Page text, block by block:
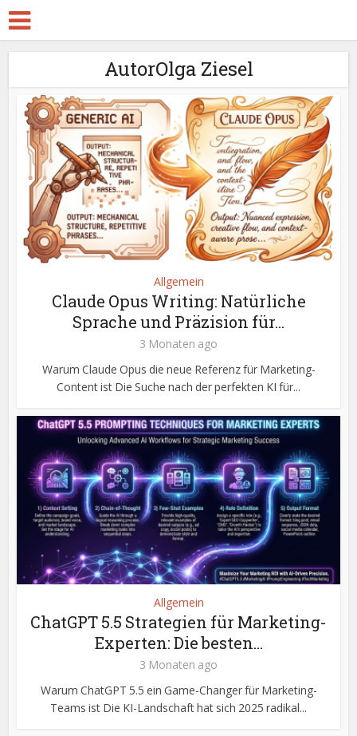
AutorOlga Ziesel
Allgemein
Claude Opus Writing: Natürliche
Sprache und Präzision für...
3 Monaten ago
Warum Claude Opus die neue Referenz für Marketing-
Content ist Die Suche nach der perfekten KI für...
Allgemein
ChatGPT 5.5 Strategien für Marketing-
Experten: Die besten...
3 Monaten ago
Warum ChatGPT 5.5 ein Game-Changer für Marketing-
Teams ist Die KI-Landschaft hat sich 2025 radikal...